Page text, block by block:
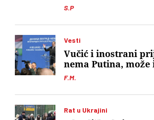
S.P
Vesti
F.M.
Vučić i inostrani
nema Putina, može
Rat u Ukrajini